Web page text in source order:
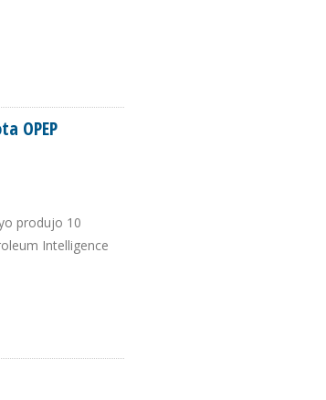
OPEP
produjo 10
Intelligence